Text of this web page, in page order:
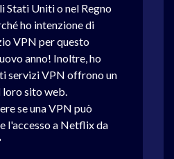
Stati Uniti o nel Regno
ho intenzione di
VPN per questo
anno! Inoltre, ho
servizi VPN offrono un
loro sito web.
se una VPN può
l'accesso a Netflix da